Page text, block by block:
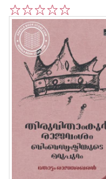
5
4
3
2
1